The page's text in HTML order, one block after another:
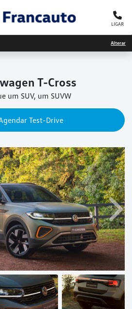
LIGAR
Alterar
T-Cross
um SUV, um SUVW
Test-Drive